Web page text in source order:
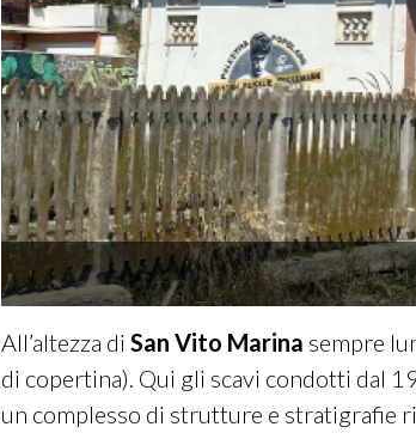
All’altezza di San Vito Marina sempre
di copertina). Qui gli scavi condotti dal
un complesso di strutture e stratigrafie